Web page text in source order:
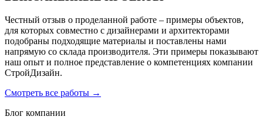
Честный отзыв о проделанной работе – примеры объектов,
для которых совместно с дизайнерами и архитекторами
подобраны подходящие материалы и поставлены нами
напрямую со склада производителя. Эти примеры показывают
наш опыт и полное представление о компетенциях компании
СтройДизайн.
Смотреть все работы →
Блог компании